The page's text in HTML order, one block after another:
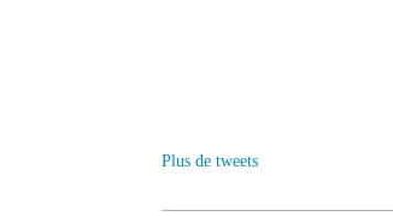
Plus de tweets